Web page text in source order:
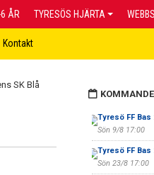
ÅR TYRESÖS HJÄRTA
Kontakt
Tyresö FF Bas
Sön 9/8 17:00
Tyresö FF Bas
Sön 23/8 17:00